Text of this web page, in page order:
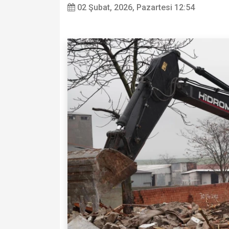
02 Şubat, 2026, Pazartesi 12:54